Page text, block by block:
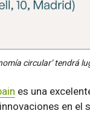
circular’ tendrá
es una
en el